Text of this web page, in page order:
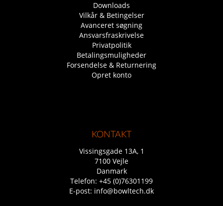
Downloads
Vilkår & Betingelser
Avanceret søgning
Ansvarsfraskrivelse
Privatpolitik
Betalingsmuligheder
Forsendelse & Returnering
Opret konto
KONTAKT
Vissingsgade 13A, 1
7100 Vejle
Danmark
Telefon: +45 (0)76301199
E-post: info@bowltech.dk